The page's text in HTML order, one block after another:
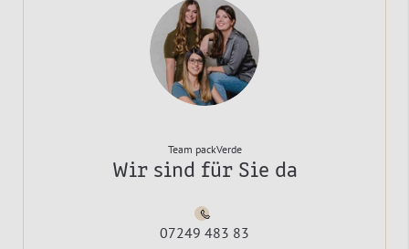
Team packVerde
Wir sind für Sie da
07249 483 83